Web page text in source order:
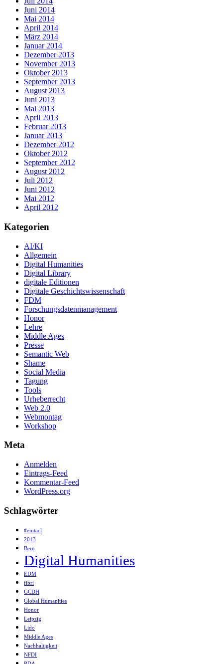
Juni 2014
Mai 2014
April 2014
März 2014
Januar 2014
Dezember 2013
November 2013
Oktober 2013
September 2013
August 2013
Juni 2013
Mai 2013
April 2013
Februar 2013
Januar 2013
Dezember 2012
Oktober 2012
September 2012
August 2012
Juli 2012
Juni 2012
Mai 2012
April 2012
Kategorien
AI/KI
Allgemein
Digital Humanities
Digital Library
digitale Editionen
Digitale Geschichtswissenschaft
FDM
Forschungsdatenmanagement
Honor
Lehre
Middle Ages
Presse
Semantic Web
Shame
Social Media
Tagung
Tools
Urheberrecht
Web 2.0
Webmontag
Workshop
Meta
Anmelden
Eintrags-Feed
Kommentar-Feed
WordPress.org
Schlagwörter
#emtacl
2013
Bern
Digital Humanities
EDM
fibri
GCDH
Global Humanities
Honor
Leipzig
Lido
Middle Ages
Nachhaltigkeit
NFDI